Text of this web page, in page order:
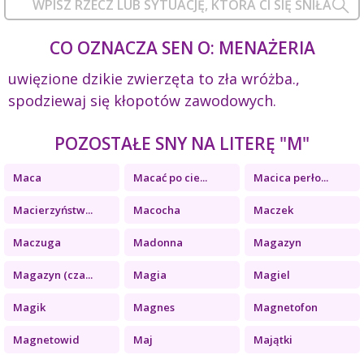
CO OZNACZA SEN O: MENAŻERIA
uwięzione dzikie zwierzęta to zła wróżba.,
spodziewaj się kłopotów zawodowych.
POZOSTAŁE SNY NA LITERĘ "M"
Maca Macać po cie... Macica perło...
Macierzyństw... Macocha Maczek
Maczuga Madonna Magazyn
Magazyn (cza... Magia Magiel
Magik Magnes Magnetofon
Magnetowid Maj Majątki